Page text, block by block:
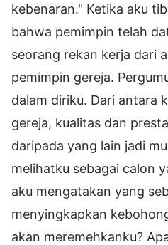
kebenaran." Ketika aku
bahwa pemimpin telah
seorang rekan kerja dari
pemimpin gereja.
dalam diriku. Dari antara
gereja, kualitas dan
daripada yang lain jadi
melihatku sebagai calon
aku mengatakan yang
menyingkapkan
akan meremehkanku?